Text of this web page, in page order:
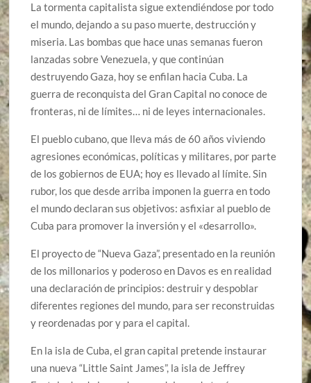
La tormenta capitalista sigue extendiéndose por todo
el mundo, dejando a su paso muerte, destrucción y
miseria. Las bombas que hace unas semanas fueron
lanzadas sobre Venezuela, y que continúan
destruyendo Gaza, hoy se enfilan hacia Cuba. La
guerra de reconquista del Gran Capital no conoce de
fronteras, ni de límites… ni de leyes internacionales.
El pueblo cubano, que lleva más de 60 años viviendo
agresiones económicas, políticas y militares, por parte
de los gobiernos de EUA; hoy es llevado al límite. Sin
rubor, los que desde arriba imponen la guerra en todo
el mundo declaran sus objetivos: asfixiar al pueblo de
Cuba para promover la inversión y el «desarrollo».
El proyecto de “Nueva Gaza”, presentado en la reunión
de los millonarios y poderoso en Davos es en realidad
una declaración de principios: destruir y despoblar
diferentes regiones del mundo, para ser reconstruidas
y reordenadas por y para el capital.
En la isla de Cuba, el gran capital pretende instaurar
una nueva “Little Saint James”, la isla de Jeffrey